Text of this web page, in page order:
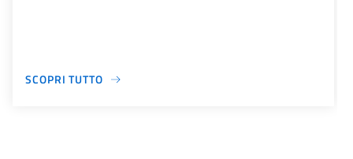
SCOPRI TUTTO